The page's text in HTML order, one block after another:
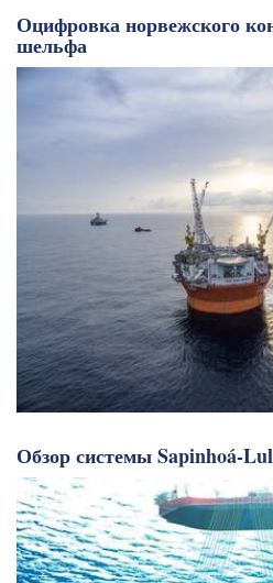
Оцифровка норвежского
шельфа
Обзор системы Sapinhoá-